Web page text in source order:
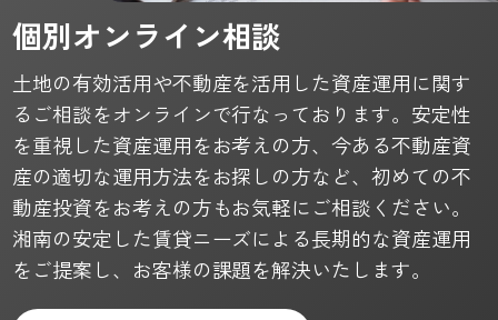
個別オンライン相談
土地の有効活用や不動産を活用した資産運用に関す
るご相談をオンラインで行なっております。安定性
を重視した資産運用をお考えの方、今ある不動産資
産の適切な運用方法をお探しの方など、初めての不
動産投資をお考えの方もお気軽にご相談ください。
湘南の安定した賃貸ニーズによる長期的な資産運用
をご提案し、お客様の課題を解決いたします。